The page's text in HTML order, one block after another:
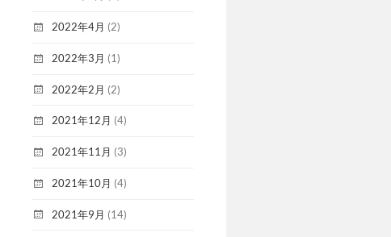
2022年4月 (2)
2022年3月 (1)
2022年2月 (2)
2021年12月 (4)
2021年11月 (3)
2021年10月 (4)
2021年9月 (14)